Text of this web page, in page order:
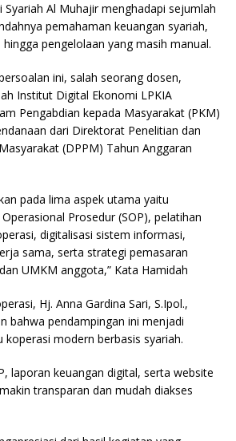
Syariah Al Muhajir menghadapi sejumlah
pemahaman keuangan syariah,
pengelolaan yang masih manual.
ini, salah seorang dosen,
Institut Digital Ekonomi LPKIA
Pengabdian kepada Masyarakat (PKM)
dari Direktorat Penelitian dan
(DPPM) Tahun Anggaran
pada lima aspek utama yaitu
Prosedur (SOP), pelatihan
digitalisasi sistem informasi,
sama, serta strategi pemasaran
UMKM anggota,” Kata Hamidah
Hj. Anna Gardina Sari, S.Ipol.,
bahwa pendampingan ini menjadi
koperasi modern berbasis syariah.
laporan keuangan digital, serta website
transparan dan mudah diakses